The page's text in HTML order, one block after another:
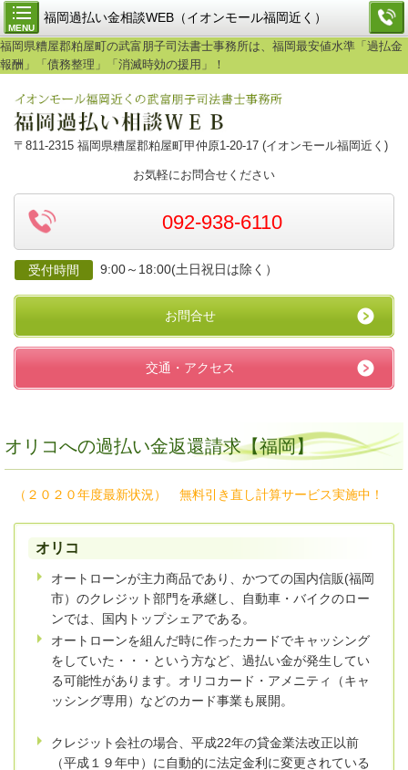
MENU
福岡過払い金相談WEB（イオンモール福岡近く）
福岡県糟屋郡粕屋町の武富朋子司法書士事務所は、福岡最安値水準「過払金
報酬」「債務整理」「消滅時効の援用」！
〒811-2315 福岡県糟屋郡粕屋町甲仲原1-20-17 (イオンモール福岡近く)
お気軽にお問合せください
092-938-6110
受付時間 9:00～18:00(土日祝日は除く）
お問合せ
交通・アクセス
オリコへの過払い金返還請求【福岡】
（２０２０年度最新状況） 無料引き直し計算サービス実施中！
オリコ
オートローンが主力商品であり、かつての国内信販(福岡
市）のクレジット部門を承継し、自動車・バイクのロー
ンでは、国内トップシェアである。
オートローンを組んだ時に作ったカードでキャッシング
をしていた・・・という方など、過払い金が発生してい
る可能性があります。オリコカード・アメニティ（キャ
ッシング専用）などのカード事業も展開。
クレジット会社の場合、平成22年の貸金業法改正以前
（平成１９年中）に自動的に法定金利に変更されている